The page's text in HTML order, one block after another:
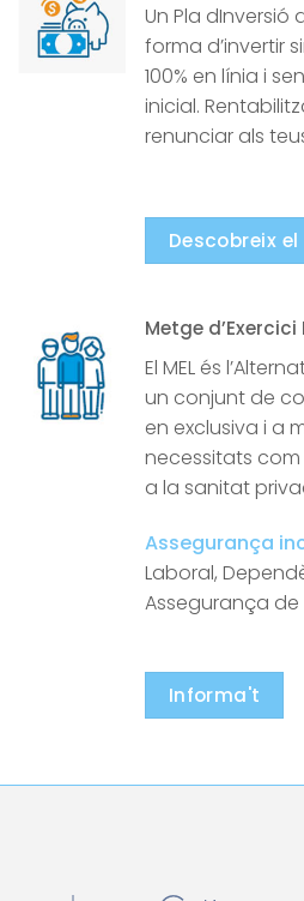
Un Pla dInversió
forma d’invertir
100% en línia i
inicial.
renunciar als
Descobreix
Metge d’Exercici
El MEL és
un conjunt de
en exclusiva i a
necessitats com
a la sanitat
Assegurança
Laboral,
Assegurança
Informa't